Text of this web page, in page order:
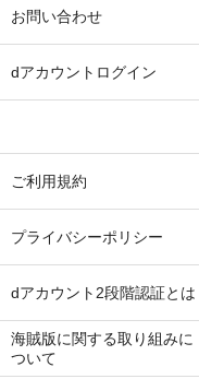
お問い合わせ
dアカウントログイン
ご利用規約
プライバシーポリシー
dアカウント2段階認証とは
海賊版に関する取り組みに
ついて